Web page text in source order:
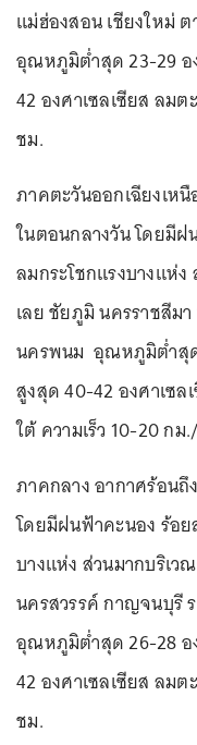
แม่ฮ่องสอน เชียงใหม่
อุณหภูมิต่ำสุด 23-29 อ
42 องศาเซลเซียส ลม
ชม.
ภาคตะวันออกเฉียงเห
ในตอนกลางวัน โดยมี
ลมกระโชกแรงบางแห่
เลย ชัยภูมิ นครราชสีม
นครพนม อุณหภูมิต่ำสุ
สูงสุด 40-42 องศาเซล
ใต้ ความเร็ว 10-20 กม
ภาคกลาง อากาศร้อน
โดยมีฝนฟ้าคะนอง ร้อ
บางแห่ง ส่วนมากบริเว
นครสวรรค์ กาญจนบุรี
อุณหภูมิต่ำสุด 26-28 อ
42 องศาเซลเซียส ลม
ชม.